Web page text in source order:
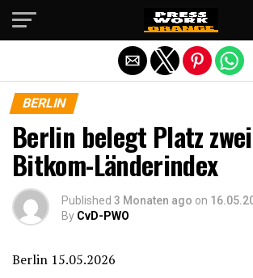
BERLIN
Berlin belegt Platz
Bitkom-Länderindex
Published 3 Monaten ago on
By CvD-PWO
Berlin 15.05.2026
Die mobile Version